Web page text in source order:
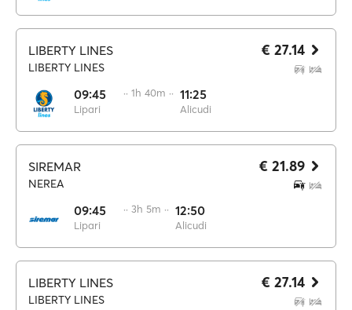
LIBERTY LINES
LIBERTY LINES
09:45
Lipari
·· 1h 40m ·· 11:25
Alicudi
€ 27.14
SIREMAR
NEREA
09:45
Lipari
·· 3h 5m ·· 12:50
Alicudi
€ 21.89
LIBERTY LINES
LIBERTY LINES
€ 27.14